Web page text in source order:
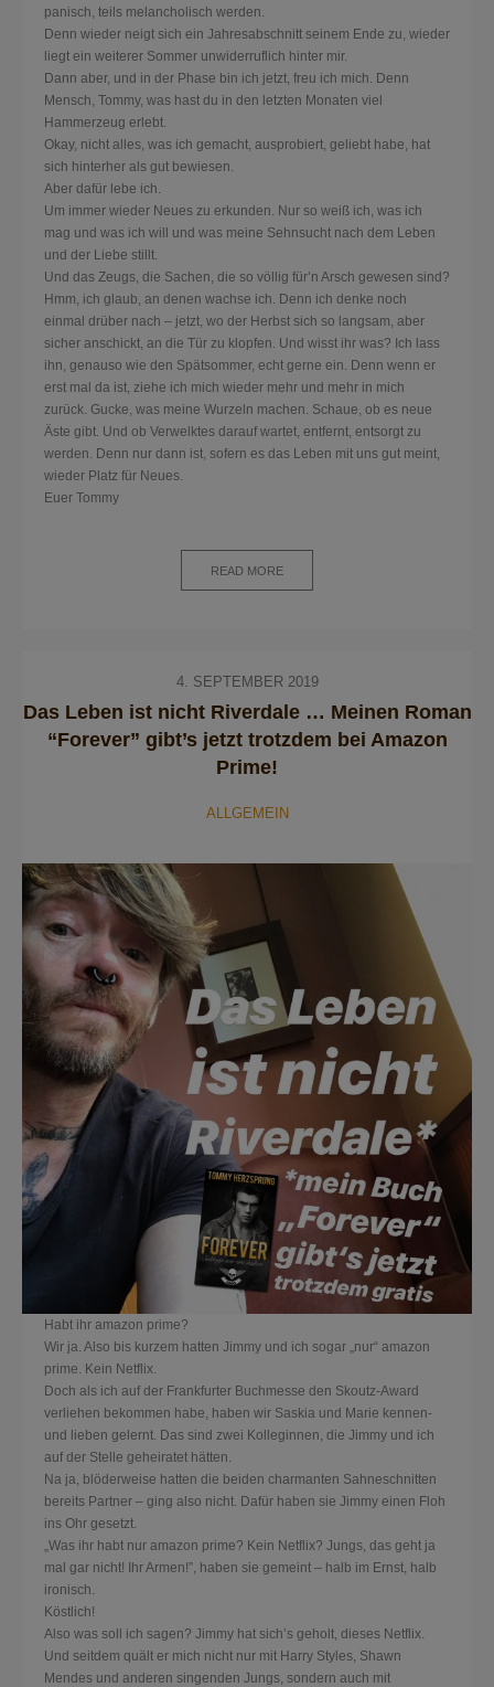
panisch, teils melancholisch werden.
Denn wieder neigt sich ein Jahresabschnitt seinem Ende zu, wieder
liegt ein weiterer Sommer unwiderruflich hinter mir.
Dann aber, und in der Phase bin ich jetzt, freu ich mich. Denn
Mensch, Tommy, was hast du in den letzten Monaten viel
Hammerzeug erlebt.
Okay, nicht alles, was ich gemacht, ausprobiert, geliebt habe, hat
sich hinterher als gut bewiesen.
Aber dafür lebe ich.
Um immer wieder Neues zu erkunden. Nur so weiß ich, was ich
mag und was ich will und was meine Sehnsucht nach dem Leben
und der Liebe stillt.
Und das Zeugs, die Sachen, die so völlig für’n Arsch gewesen sind?
Hmm, ich glaub, an denen wachse ich. Denn ich denke noch
einmal drüber nach – jetzt, wo der Herbst sich so langsam, aber
sicher anschickt, an die Tür zu klopfen. Und wisst ihr was? Ich lass
ihn, genauso wie den Spätsommer, echt gerne ein. Denn wenn er
erst mal da ist, ziehe ich mich wieder mehr und mehr in mich
zurück. Gucke, was meine Wurzeln machen. Schaue, ob es neue
Äste gibt. Und ob Verwelktes darauf wartet, entfernt, entsorgt zu
werden. Denn nur dann ist, sofern es das Leben mit uns gut meint,
wieder Platz für Neues.
Euer Tommy
READ MORE
4. SEPTEMBER 2019
Das Leben ist nicht Riverdale … Meinen Roman
“Forever” gibt’s jetzt trotzdem bei Amazon
Prime!
ALLGEMEIN
Habt ihr amazon prime?
Wir ja. Also bis kurzem hatten Jimmy und ich sogar „nur“ amazon
prime. Kein Netflix.
Doch als ich auf der Frankfurter Buchmesse den Skoutz-Award
verliehen bekommen habe, haben wir Saskia und Marie kennen-
und lieben gelernt. Das sind zwei Kolleginnen, die Jimmy und ich
auf der Stelle geheiratet hätten.
Na ja, blöderweise hatten die beiden charmanten Sahneschnitten
bereits Partner – ging also nicht. Dafür haben sie Jimmy einen Floh
ins Ohr gesetzt.
Was ihr habt nur amazon prime? Kein Netflix? Jungs, das geht ja
mal gar nicht! Ihr Armen!”, haben sie gemeint – halb im Ernst, halb
ironisch.
Köstlich!
Also was soll ich sagen? Jimmy hat sich’s geholt, dieses Netflix.
Und seitdem quält er mich nicht nur mit Harry Styles, Shawn
Mendes und anderen singenden Jungs, sondern auch mit